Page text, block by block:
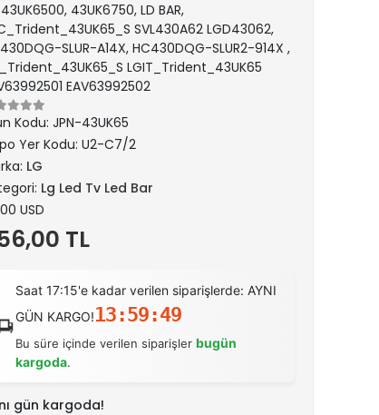
43UK6750, LD BAR,
SVL430A62 LGD43062,
SLUR-A14X, HC430DQG-SLUR2-914X ,
LGIT_Trident_43UK65
EAV63992502
Kodu: JPN-43UK65
Yer Kodu: U2-C7/2
LG
Lg Led Tv Led Bar
USD
TL
Saat 17:15'e kadar verilen siparişlerde: AYNI
GÜN KARGO!13:59:48
Bu süre içinde verilen siparişler bugün
kargoda.
gün kargoda!